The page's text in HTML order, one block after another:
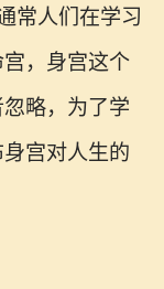
常人们在学习
，身宫这个
略，为了学
宫对人生的